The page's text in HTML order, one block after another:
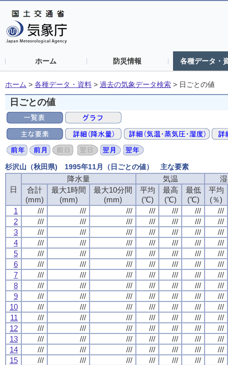
ホーム 防災情報 各種データ・
ホーム > 各種データ・資料 > 過去の気象データ検索 > 日ごとの値
日ごとの値
杉沢山（秋田県) 1995年11月（日ごとの値） 主な要素
日
降水量 気温
合計
(mm)
最大1時間
(mm)
最大10分間
(mm)
平均
(℃)
最高
(℃)
最低
(℃)
平均
(％)
1
/// /// /// /// /// ///
///
2
/// /// /// /// /// ///
///
3
/// /// /// /// /// ///
///
4
/// /// /// /// /// ///
///
5
/// /// /// /// /// ///
///
6
/// /// /// /// /// ///
///
7
/// /// /// /// /// ///
///
8
/// /// /// /// /// ///
///
9
/// /// /// /// /// ///
///
10
/// /// /// /// /// ///
///
11
/// /// /// /// /// ///
///
12
/// /// /// /// /// ///
///
13
/// /// /// /// /// ///
///
14
/// /// /// /// /// ///
///
15
/// /// /// /// /// ///
///